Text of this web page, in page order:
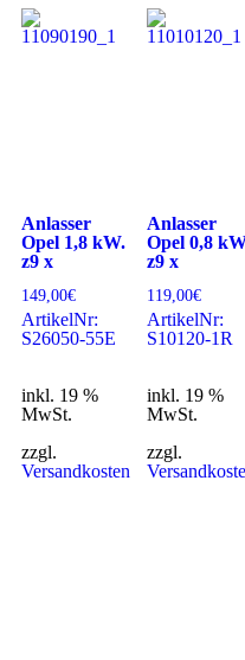
Anlasser
Opel 1,8 kW.
z9 x
149,00€
ArtikelNr:
S26050-55E
inkl. 19 %
MwSt.
zzgl.
Versandkosten
Anlasser
Opel 0,8
z9 x
119,00€
ArtikelNr:
S10120-1R
inkl. 19 %
MwSt.
zzgl.